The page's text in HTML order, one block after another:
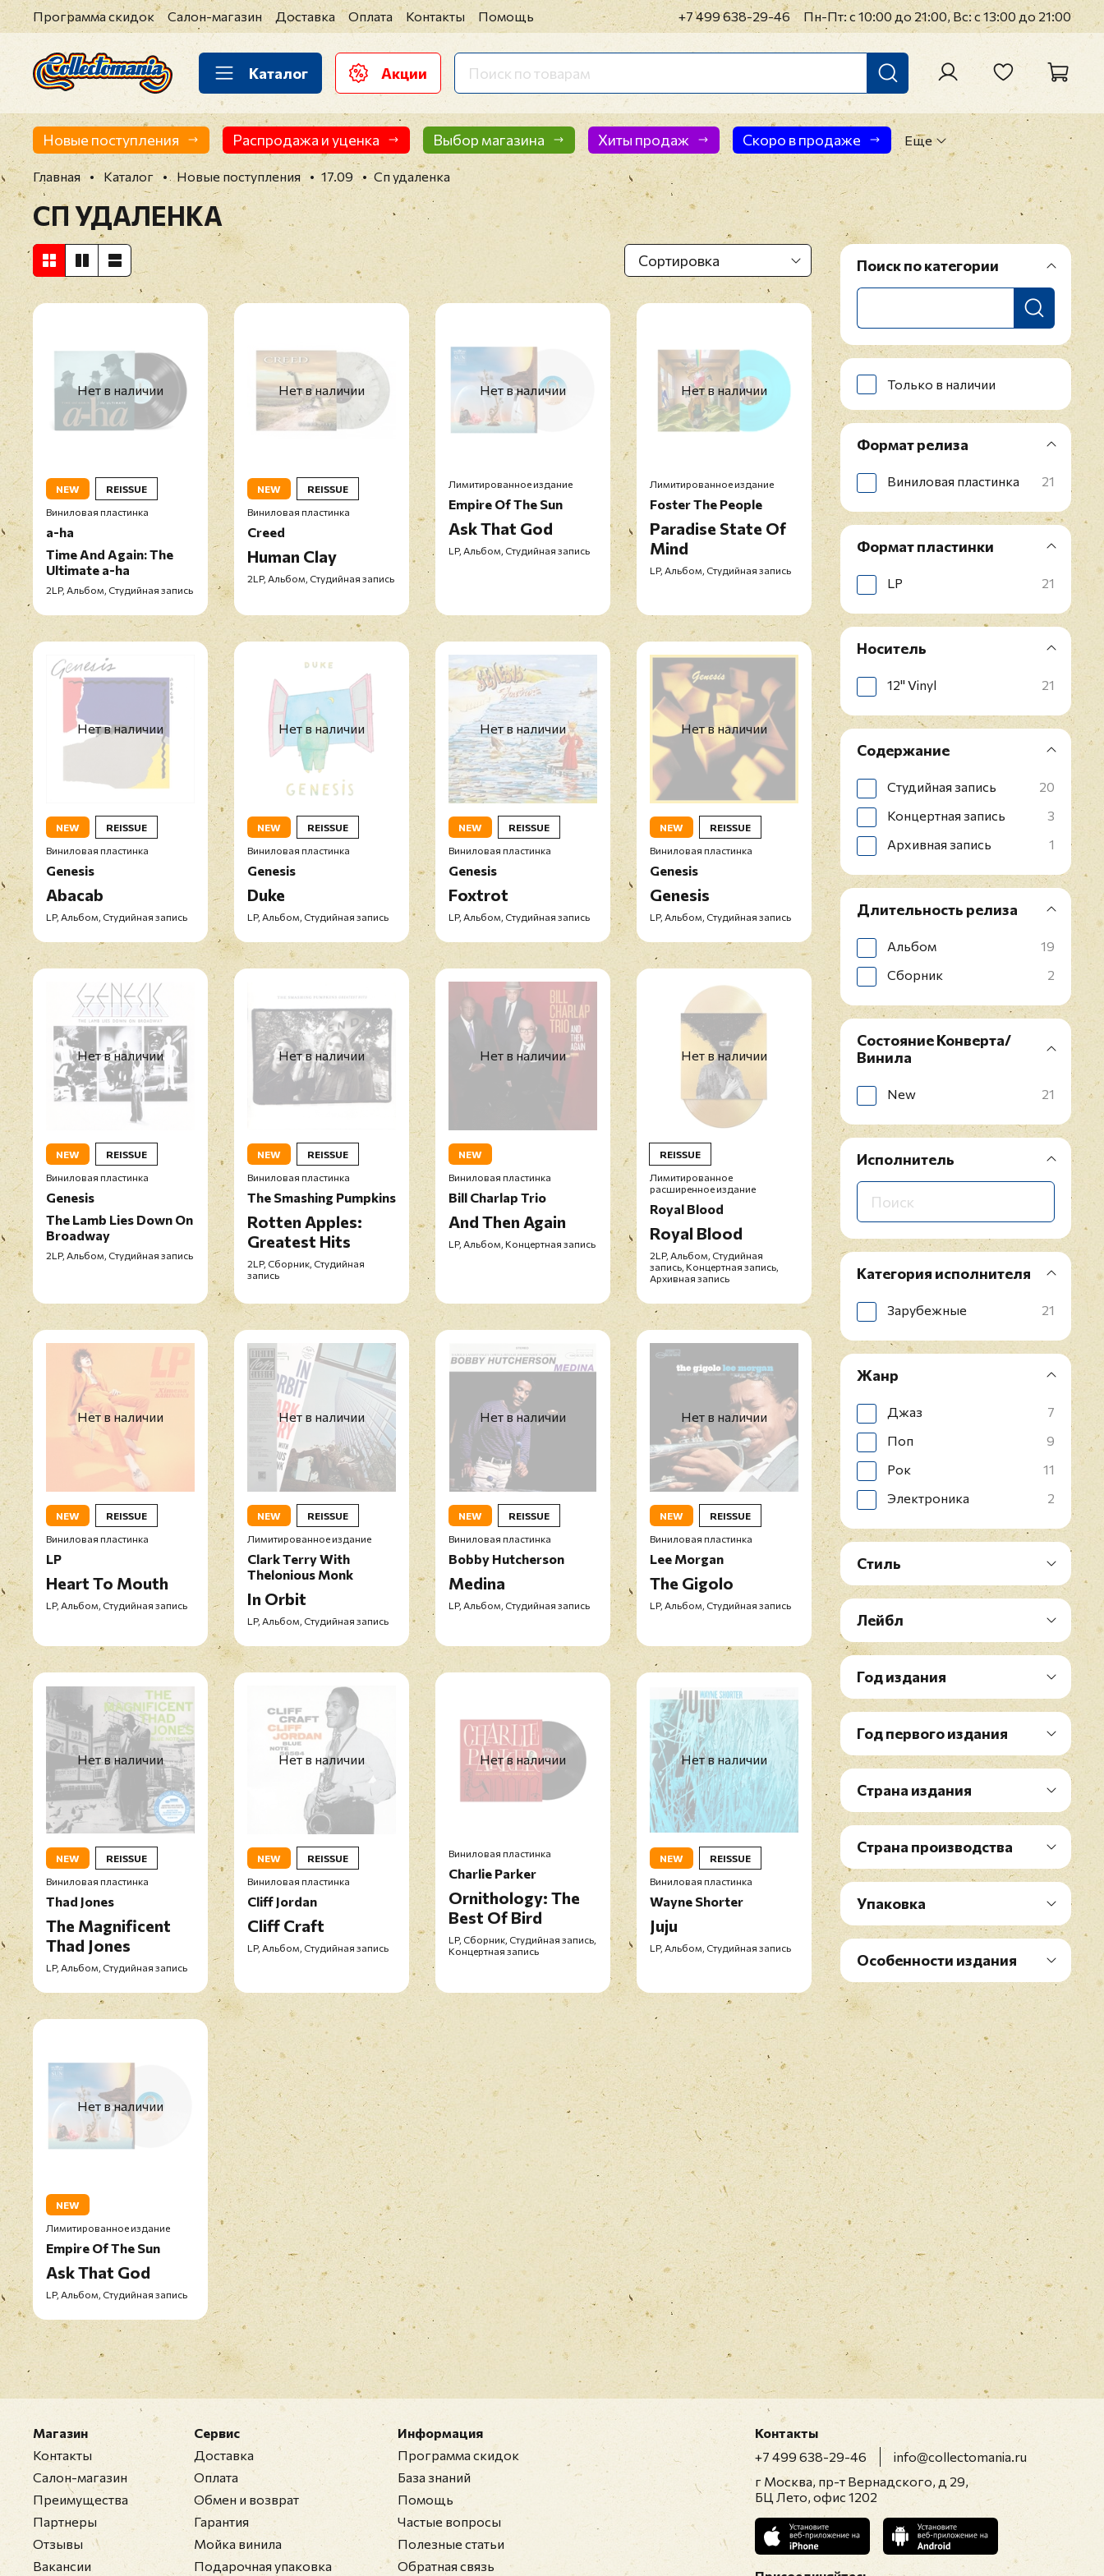
Программа скидок Салон-магазин Доставка Оплата Контакты Помощь +7 499 638-29-46 Пн-Пт: с 10:00 до 21:00, Вс: с 13:00 до 21:00
Каталог Акции
Новые поступления Распродажа и уценка Выбор магазина Хиты продаж Скоро в продаже Еще
Главная Каталог Новые поступления 17.09 Сп удаленка
СП УДАЛЕНКА
Нет в наличии
NEW
REISSUE
Виниловая пластинка
a-ha
Time And Again: The
Ultimate a-ha
2LP, Альбом, Студийная запись
Нет в наличии
NEW
REISSUE
Виниловая пластинка
Creed
Human Clay
2LP, Альбом, Студийная запись
Нет в наличии
Лимитированное издание
Empire Of The Sun
Ask That God
LP, Альбом, Студийная запись
Нет в наличии
Лимитированное издание
Foster The People
Paradise State Of
Mind
LP, Альбом, Студийная запись
Нет в наличии
NEW
REISSUE
Виниловая пластинка
Genesis
Abacab
LP, Альбом, Студийная запись
Нет в наличии
NEW
REISSUE
Виниловая пластинка
Genesis
Duke
LP, Альбом, Студийная запись
Нет в наличии
NEW
REISSUE
Виниловая пластинка
Genesis
Foxtrot
LP, Альбом, Студийная запись
Нет в наличии
NEW
REISSUE
Виниловая пластинка
Genesis
Genesis
LP, Альбом, Студийная запись
Нет в наличии
NEW
REISSUE
Виниловая пластинка
Genesis
The Lamb Lies Down On
Broadway
2LP, Альбом, Студийная запись
Нет в наличии
NEW
REISSUE
Виниловая пластинка
The Smashing Pumpkins
Rotten Apples:
Greatest Hits
2LP, Сборник, Студийная
запись
Нет в наличии
NEW
Виниловая пластинка
Bill Charlap Trio
And Then Again
LP, Альбом, Концертная запись
Нет в наличии
REISSUE
Лимитированное
расширенное издание
Royal Blood
Royal Blood
2LP, Альбом, Студийная
запись, Концертная запись,
Архивная запись
Нет в наличии
NEW
REISSUE
Виниловая пластинка
LP
Heart To Mouth
LP, Альбом, Студийная запись
Нет в наличии
NEW
REISSUE
Лимитированное издание
Clark Terry With
Thelonious Monk
In Orbit
LP, Альбом, Студийная запись
Нет в наличии
NEW
REISSUE
Виниловая пластинка
Bobby Hutcherson
Medina
LP, Альбом, Студийная запись
Нет в наличии
NEW
REISSUE
Виниловая пластинка
Lee Morgan
The Gigolo
LP, Альбом, Студийная запись
Нет в наличии
NEW
REISSUE
Виниловая пластинка
Thad Jones
The Magnificent
Thad Jones
LP, Альбом, Студийная запись
Нет в наличии
NEW
REISSUE
Виниловая пластинка
Cliff Jordan
Cliff Craft
LP, Альбом, Студийная запись
Нет в наличии
Виниловая пластинка
Charlie Parker
Ornithology: The
Best Of Bird
LP, Сборник, Студийная запись,
Концертная запись
Нет в наличии
NEW
REISSUE
Виниловая пластинка
Wayne Shorter
Juju
LP, Альбом, Студийная запись
Нет в наличии
NEW
Лимитированное издание
Empire Of The Sun
Ask That God
LP, Альбом, Студийная запись
Поиск по категории
Только в наличии
Формат релиза
Виниловая пластинка 21
Формат пластинки
LP 21
Носитель
12" Vinyl 21
Содержание
Студийная запись
20
Концертная запись
3
Архивная запись
1
Длительность релиза
Альбом
19
Сборник
2
Состояние Конверта/
Винила
New 21
Исполнитель
Категория исполнителя
Зарубежные 21
Жанр
Джаз
7
Поп
9
Рок
11
Электроника
2
Стиль
Лейбл
Год издания
Год первого издания
Страна издания
Страна производства
Упаковка
Особенности издания
Магазин
Контакты
Салон-магазин
Преимущества
Партнеры
Отзывы
Вакансии
Сервис
Доставка
Оплата
Обмен и возврат
Гарантия
Мойка винила
Подарочная упаковка
Информация
Программа скидок
База знаний
Помощь
Частые вопросы
Полезные статьи
Обратная связь
Контакты
+7 499 638-29-46
info@collectomania.ru
г Москва, пр-т Вернадского, д 29,
БЦ Лето, офис 1202